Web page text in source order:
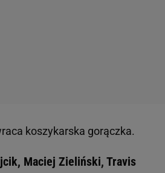
koszykarska gorączka.
Maciej Zieliński, Travis